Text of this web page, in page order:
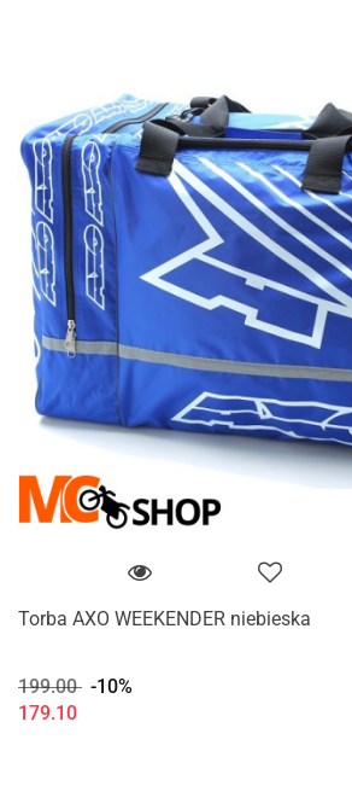
Torba AXO WEEKENDER niebieska
199.00 -10%
179.10